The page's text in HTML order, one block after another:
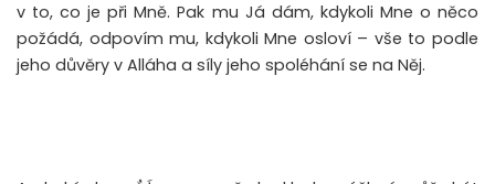
v to, co je při Mně. Pak mu Já dám, kdykoli Mne o něco
požádá, odpovím mu, kdykoli Mne osloví – vše to podle
jeho důvěry v Alláha a síly jeho spoléhání se na Něj.